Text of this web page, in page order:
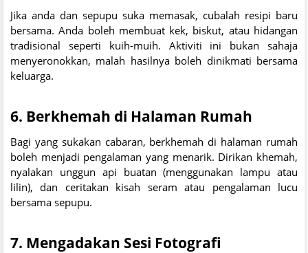
Jika anda dan sepupu suka memasak, cubalah resipi baru
bersama. Anda boleh membuat kek, biskut, atau hidangan
tradisional seperti kuih-muih. Aktiviti ini bukan sahaja
menyeronokkan, malah hasilnya boleh dinikmati bersama
keluarga.
6. Berkhemah di Halaman Rumah
Bagi yang sukakan cabaran, berkhemah di halaman rumah
boleh menjadi pengalaman yang menarik. Dirikan khemah,
nyalakan unggun api buatan (menggunakan lampu atau
lilin), dan ceritakan kisah seram atau pengalaman lucu
bersama sepupu.
7. Mengadakan Sesi Fotografi